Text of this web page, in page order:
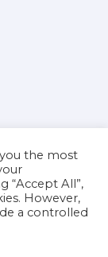
2022
the most
“Accept All”,
However,
a controlled